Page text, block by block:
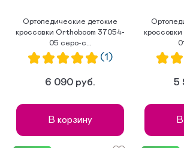
Ортопедические детские
кроссовки Orthoboom 37054-
05 серо-с...
(1)
6 090 руб.
В корзину
5